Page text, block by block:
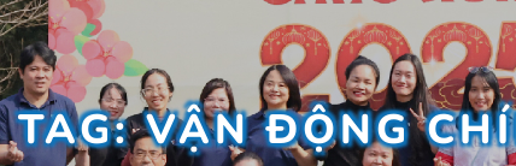
TAG: VẬN ĐỘNG